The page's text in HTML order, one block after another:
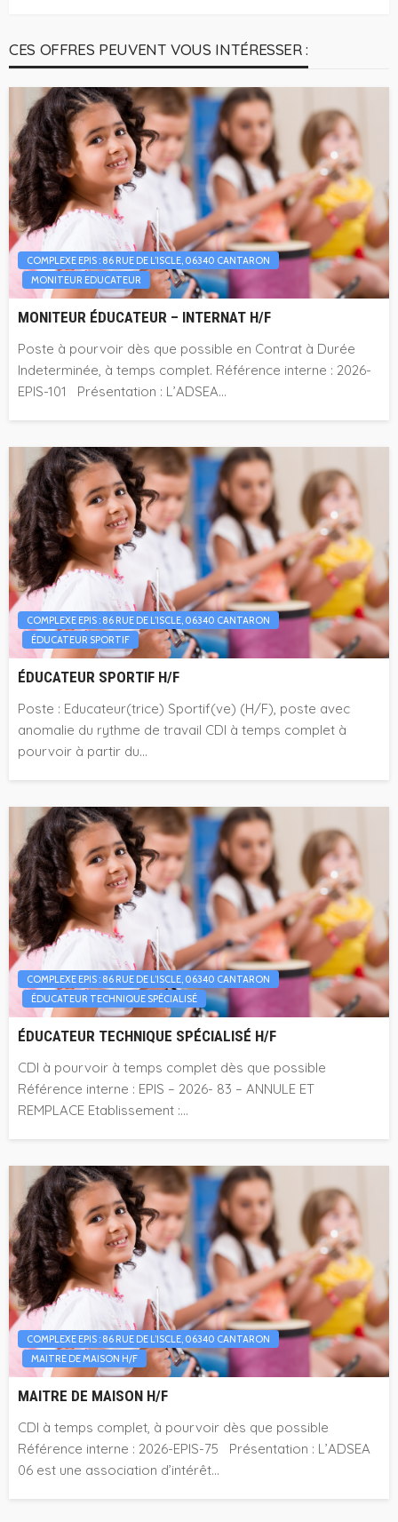
CES OFFRES PEUVENT VOUS INTÉRESSER :
COMPLEXE EPIS : 86 RUE DE L’ISCLE, 06340 CANTARON
MONITEUR EDUCATEUR
MONITEUR ÉDUCATEUR – INTERNAT H/F
Poste à pourvoir dès que possible en Contrat à Durée
Indeterminée, à temps complet. Référence interne : 2026-
EPIS-101 Présentation : L’ADSEA...
COMPLEXE EPIS : 86 RUE DE L’ISCLE, 06340 CANTARON
ÉDUCATEUR SPORTIF
ÉDUCATEUR SPORTIF H/F
Poste : Educateur(trice) Sportif(ve) (H/F), poste avec
anomalie du rythme de travail CDI à temps complet à
pourvoir à partir du...
COMPLEXE EPIS : 86 RUE DE L’ISCLE, 06340 CANTARON
ÉDUCATEUR TECHNIQUE SPÉCIALISÉ
ÉDUCATEUR TECHNIQUE SPÉCIALISÉ H/F
CDI à pourvoir à temps complet dès que possible
Référence interne : EPIS – 2026- 83 – ANNULE ET
REMPLACE Etablissement :...
COMPLEXE EPIS : 86 RUE DE L’ISCLE, 06340 CANTARON
MAITRE DE MAISON H/F
MAITRE DE MAISON H/F
CDI à temps complet, à pourvoir dès que possible
Référence interne : 2026-EPIS-75 Présentation : L’ADSEA
06 est une association d’intérêt...